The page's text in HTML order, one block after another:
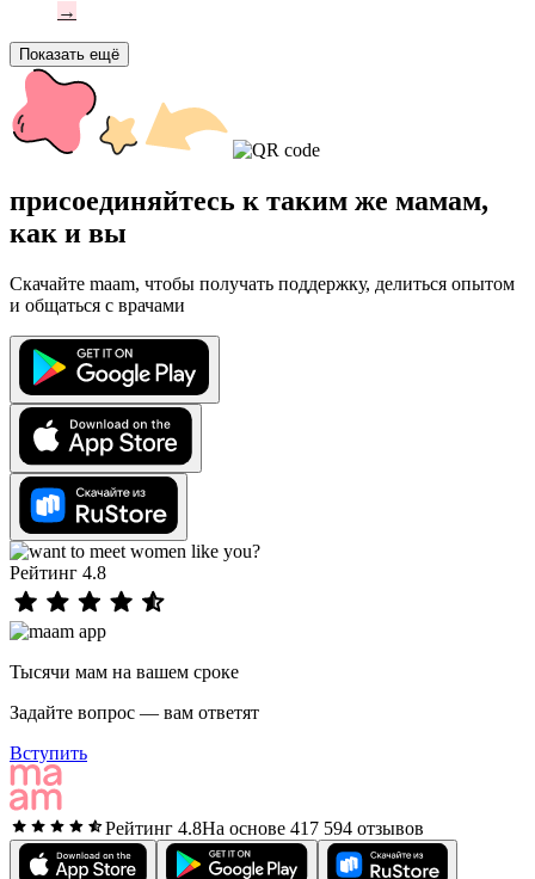
→
Показать ещё
присоединяйтесь к таким же мамам,
как и вы
Скачайте maam, чтобы получать поддержку, делиться опытом
и общаться с врачами
Рейтинг 4.8
Тысячи мам на вашем сроке
Задайте вопрос — вам ответят
Вступить
Рейтинг 4.8На основе 417 594 отзывов